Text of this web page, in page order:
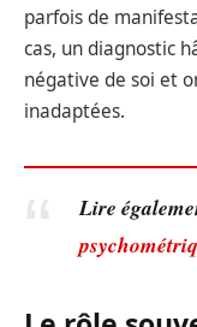
parfois de
cas, un diagnostic
négative de soi et
inadaptées.
Lire